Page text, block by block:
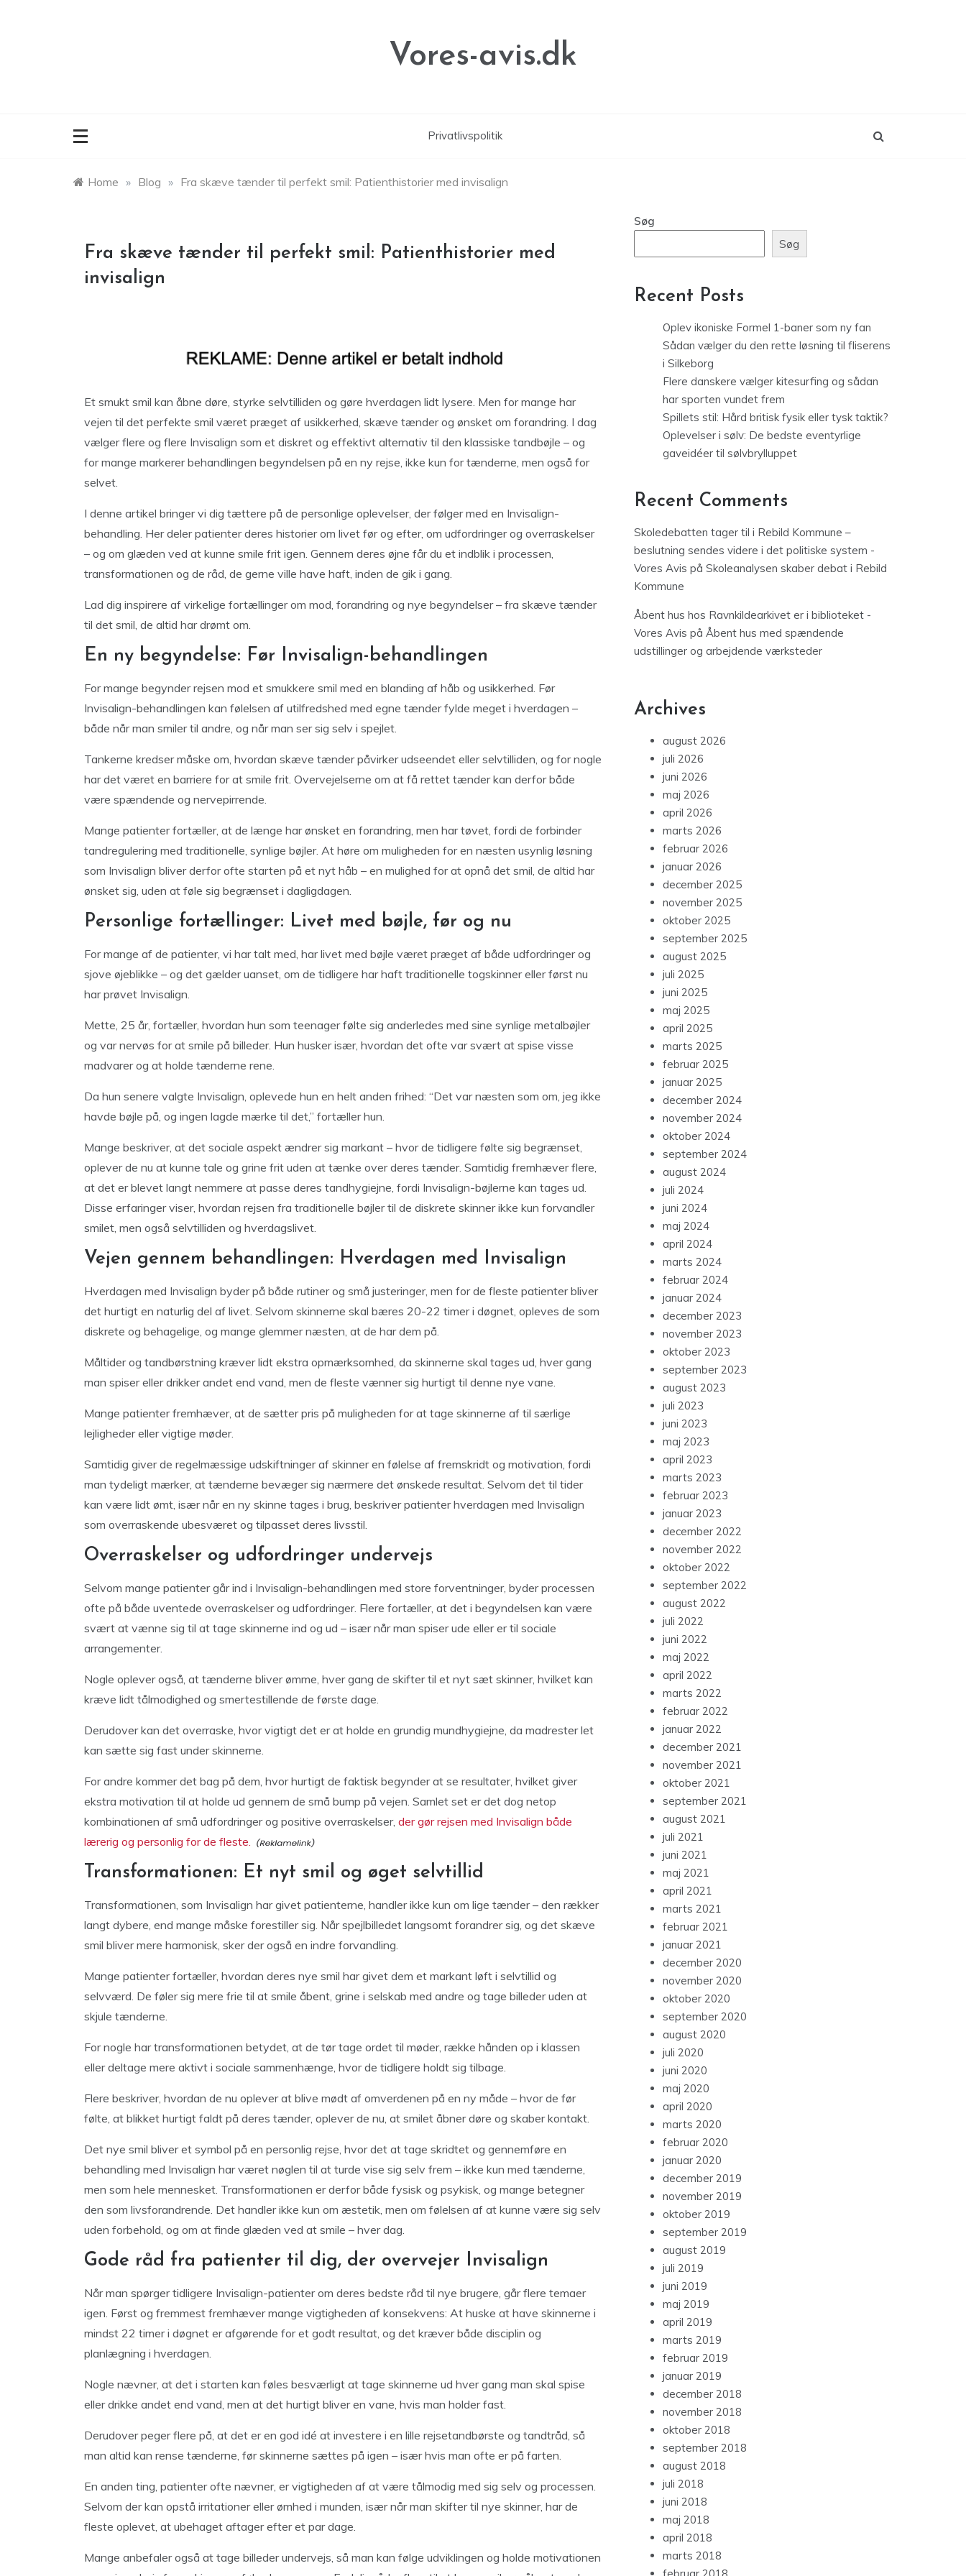
Vores-avis.dk
Privatlivspolitik
Home » Blog » Fra skæve tænder til perfekt smil: Patienthistorier med invisalign
Fra skæve tænder til perfekt smil: Patienthistorier med
invisalign
Et smukt smil kan åbne døre, styrke selvtilliden og gøre hverdagen lidt lysere. Men for mange har
vejen til det perfekte smil været præget af usikkerhed, skæve tænder og ønsket om forandring. I dag
vælger flere og flere Invisalign som et diskret og effektivt alternativ til den klassiske tandbøjle – og
for mange markerer behandlingen begyndelsen på en ny rejse, ikke kun for tænderne, men også for
selvet.
I denne artikel bringer vi dig tættere på de personlige oplevelser, der følger med en Invisalign-
behandling. Her deler patienter deres historier om livet før og efter, om udfordringer og overraskelser
– og om glæden ved at kunne smile frit igen. Gennem deres øjne får du et indblik i processen,
transformationen og de råd, de gerne ville have haft, inden de gik i gang.
Lad dig inspirere af virkelige fortællinger om mod, forandring og nye begyndelser – fra skæve tænder
til det smil, de altid har drømt om.
En ny begyndelse: Før Invisalign-behandlingen
For mange begynder rejsen mod et smukkere smil med en blanding af håb og usikkerhed. Før
Invisalign-behandlingen kan følelsen af utilfredshed med egne tænder fylde meget i hverdagen –
både når man smiler til andre, og når man ser sig selv i spejlet.
Tankerne kredser måske om, hvordan skæve tænder påvirker udseendet eller selvtilliden, og for nogle
har det været en barriere for at smile frit. Overvejelserne om at få rettet tænder kan derfor både
være spændende og nervepirrende.
Mange patienter fortæller, at de længe har ønsket en forandring, men har tøvet, fordi de forbinder
tandregulering med traditionelle, synlige bøjler. At høre om muligheden for en næsten usynlig løsning
som Invisalign bliver derfor ofte starten på et nyt håb – en mulighed for at opnå det smil, de altid har
ønsket sig, uden at føle sig begrænset i dagligdagen.
Personlige fortællinger: Livet med bøjle, før og nu
For mange af de patienter, vi har talt med, har livet med bøjle været præget af både udfordringer og
sjove øjeblikke – og det gælder uanset, om de tidligere har haft traditionelle togskinner eller først nu
har prøvet Invisalign.
Mette, 25 år, fortæller, hvordan hun som teenager følte sig anderledes med sine synlige metalbøjler
og var nervøs for at smile på billeder. Hun husker især, hvordan det ofte var svært at spise visse
madvarer og at holde tænderne rene.
Da hun senere valgte Invisalign, oplevede hun en helt anden frihed: “Det var næsten som om, jeg ikke
havde bøjle på, og ingen lagde mærke til det,” fortæller hun.
Mange beskriver, at det sociale aspekt ændrer sig markant – hvor de tidligere følte sig begrænset,
oplever de nu at kunne tale og grine frit uden at tænke over deres tænder. Samtidig fremhæver flere,
at det er blevet langt nemmere at passe deres tandhygiejne, fordi Invisalign-bøjlerne kan tages ud.
Disse erfaringer viser, hvordan rejsen fra traditionelle bøjler til de diskrete skinner ikke kun forvandler
smilet, men også selvtilliden og hverdagslivet.
Vejen gennem behandlingen: Hverdagen med Invisalign
Hverdagen med Invisalign byder på både rutiner og små justeringer, men for de fleste patienter bliver
det hurtigt en naturlig del af livet. Selvom skinnerne skal bæres 20-22 timer i døgnet, opleves de som
diskrete og behagelige, og mange glemmer næsten, at de har dem på.
Måltider og tandbørstning kræver lidt ekstra opmærksomhed, da skinnerne skal tages ud, hver gang
man spiser eller drikker andet end vand, men de fleste vænner sig hurtigt til denne nye vane.
Mange patienter fremhæver, at de sætter pris på muligheden for at tage skinnerne af til særlige
lejligheder eller vigtige møder.
Samtidig giver de regelmæssige udskiftninger af skinner en følelse af fremskridt og motivation, fordi
man tydeligt mærker, at tænderne bevæger sig nærmere det ønskede resultat. Selvom det til tider
kan være lidt ømt, især når en ny skinne tages i brug, beskriver patienter hverdagen med Invisalign
som overraskende ubesværet og tilpasset deres livsstil.
Overraskelser og udfordringer undervejs
Selvom mange patienter går ind i Invisalign-behandlingen med store forventninger, byder processen
ofte på både uventede overraskelser og udfordringer. Flere fortæller, at det i begyndelsen kan være
svært at vænne sig til at tage skinnerne ind og ud – især når man spiser ude eller er til sociale
arrangementer.
Nogle oplever også, at tænderne bliver ømme, hver gang de skifter til et nyt sæt skinner, hvilket kan
kræve lidt tålmodighed og smertestillende de første dage.
Derudover kan det overraske, hvor vigtigt det er at holde en grundig mundhygiejne, da madrester let
kan sætte sig fast under skinnerne.
For andre kommer det bag på dem, hvor hurtigt de faktisk begynder at se resultater, hvilket giver
ekstra motivation til at holde ud gennem de små bump på vejen. Samlet set er det dog netop
kombinationen af små udfordringer og positive overraskelser, der gør rejsen med Invisalign både
lærerig og personlig for de fleste.
Transformationen: Et nyt smil og øget selvtillid
Transformationen, som Invisalign har givet patienterne, handler ikke kun om lige tænder – den rækker
langt dybere, end mange måske forestiller sig. Når spejlbilledet langsomt forandrer sig, og det skæve
smil bliver mere harmonisk, sker der også en indre forvandling.
Mange patienter fortæller, hvordan deres nye smil har givet dem et markant løft i selvtillid og
selvværd. De føler sig mere frie til at smile åbent, grine i selskab med andre og tage billeder uden at
skjule tænderne.
For nogle har transformationen betydet, at de tør tage ordet til møder, række hånden op i klassen
eller deltage mere aktivt i sociale sammenhænge, hvor de tidligere holdt sig tilbage.
Flere beskriver, hvordan de nu oplever at blive mødt af omverdenen på en ny måde – hvor de før
følte, at blikket hurtigt faldt på deres tænder, oplever de nu, at smilet åbner døre og skaber kontakt.
Det nye smil bliver et symbol på en personlig rejse, hvor det at tage skridtet og gennemføre en
behandling med Invisalign har været nøglen til at turde vise sig selv frem – ikke kun med tænderne,
men som hele mennesket. Transformationen er derfor både fysisk og psykisk, og mange betegner
den som livsforandrende. Det handler ikke kun om æstetik, men om følelsen af at kunne være sig selv
uden forbehold, og om at finde glæden ved at smile – hver dag.
Gode råd fra patienter til dig, der overvejer Invisalign
Når man spørger tidligere Invisalign-patienter om deres bedste råd til nye brugere, går flere temaer
igen. Først og fremmest fremhæver mange vigtigheden af konsekvens: At huske at have skinnerne i
mindst 22 timer i døgnet er afgørende for et godt resultat, og det kræver både disciplin og
planlægning i hverdagen.
Nogle nævner, at det i starten kan føles besværligt at tage skinnerne ud hver gang man skal spise
eller drikke andet end vand, men at det hurtigt bliver en vane, hvis man holder fast.
Derudover peger flere på, at det er en god idé at investere i en lille rejsetandbørste og tandtråd, så
man altid kan rense tænderne, før skinnerne sættes på igen – især hvis man ofte er på farten.
En anden ting, patienter ofte nævner, er vigtigheden af at være tålmodig med sig selv og processen.
Selvom der kan opstå irritationer eller ømhed i munden, især når man skifter til nye skinner, har de
fleste oplevet, at ubehaget aftager efter et par dage.
Mange anbefaler også at tage billeder undervejs, så man kan følge udviklingen og holde motivationen
Søg
Søg
Recent Posts
Oplev ikoniske Formel 1-baner som ny fan
Sådan vælger du den rette løsning til fliserens
i Silkeborg
Flere danskere vælger kitesurfing og sådan
har sporten vundet frem
Spillets stil: Hård britisk fysik eller tysk taktik?
Oplevelser i sølv: De bedste eventyrlige
gaveidéer til sølvbrylluppet
Recent Comments
Skoledebatten tager til i Rebild Kommune –
beslutning sendes videre i det politiske system -
Vores Avis på Skoleanalysen skaber debat i Rebild
Kommune
Åbent hus hos Ravnkildearkivet er i biblioteket -
Vores Avis på Åbent hus med spændende
udstillinger og arbejdende værksteder
Archives
august 2026
juli 2026
juni 2026
maj 2026
april 2026
marts 2026
februar 2026
januar 2026
december 2025
november 2025
oktober 2025
september 2025
august 2025
juli 2025
juni 2025
maj 2025
april 2025
marts 2025
februar 2025
januar 2025
december 2024
november 2024
oktober 2024
september 2024
august 2024
juli 2024
juni 2024
maj 2024
april 2024
marts 2024
februar 2024
januar 2024
december 2023
november 2023
oktober 2023
september 2023
august 2023
juli 2023
juni 2023
maj 2023
april 2023
marts 2023
februar 2023
januar 2023
december 2022
november 2022
oktober 2022
september 2022
august 2022
juli 2022
juni 2022
maj 2022
april 2022
marts 2022
februar 2022
januar 2022
december 2021
november 2021
oktober 2021
september 2021
august 2021
juli 2021
juni 2021
maj 2021
april 2021
marts 2021
februar 2021
januar 2021
december 2020
november 2020
oktober 2020
september 2020
august 2020
juli 2020
juni 2020
maj 2020
april 2020
marts 2020
februar 2020
januar 2020
december 2019
november 2019
oktober 2019
september 2019
august 2019
juli 2019
juni 2019
maj 2019
april 2019
marts 2019
februar 2019
januar 2019
december 2018
november 2018
oktober 2018
september 2018
august 2018
juli 2018
juni 2018
maj 2018
april 2018
marts 2018